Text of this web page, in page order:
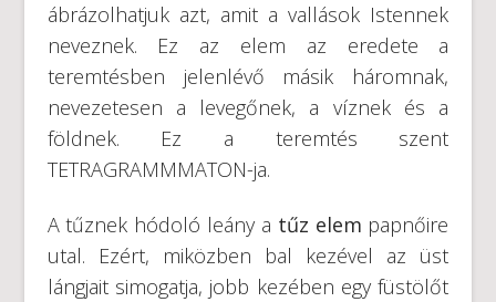
ábrázolhatjuk azt, amit a vallások Istennek
neveznek. Ez az elem az eredete a
teremtésben jelenlévő másik háromnak,
nevezetesen a levegőnek, a víznek és a
földnek. Ez a teremtés szent
TETRAGRAMMMATON-ja.
A tűznek hódoló leány a tűz elem papnőire
utal. Ezért, miközben bal kezével az üst
lángjait simogatja, jobb kezében egy füstölőt